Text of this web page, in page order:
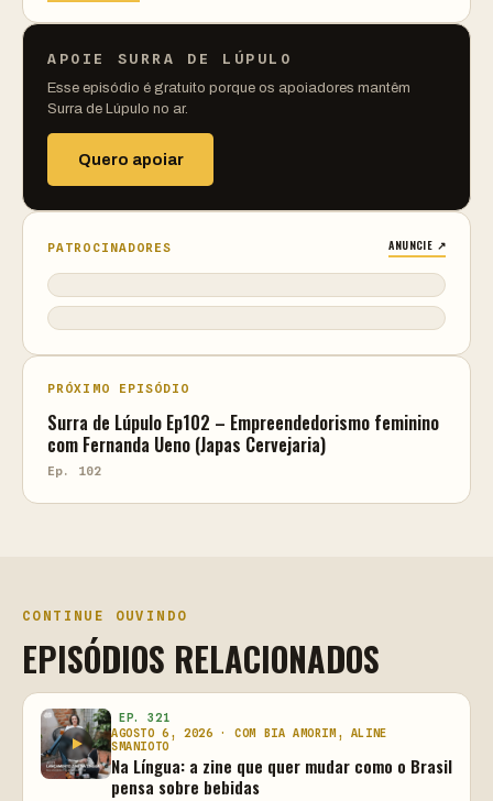
APOIE SURRA DE LÚPULO
Esse episódio é gratuito porque os apoiadores mantêm
Surra de Lúpulo no ar.
Quero apoiar
PATROCINADORES ANUNCIE ↗
PRÓXIMO EPISÓDIO
Surra de Lúpulo Ep102 – Empreendedorismo feminino
com Fernanda Ueno (Japas Cervejaria)
Ep. 102
CONTINUE OUVINDO
EPISÓDIOS RELACIONADOS
EP. 321
AGOSTO 6, 2026 · COM BIA AMORIM, ALINE
SMANIOTO
Na Língua: a zine que quer mudar como o Brasil
pensa sobre bebidas